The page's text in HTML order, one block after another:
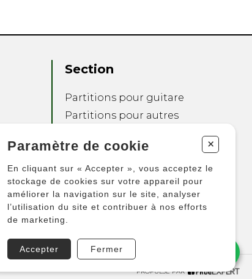
Section
Partitions pour guitare
Partitions pour autres
Partitions pour
ensembles
Autres produits
PROPULSÉ PAR
Paramètre de cookie +
En cliquant sur « Accepter », vous acceptez le
stockage de cookies sur votre appareil pour
améliorer la navigation sur le site, analyser
l’utilisation du site et contribuer à nos efforts
de marketing.
Accepter Fermer